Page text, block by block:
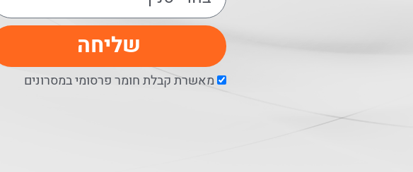
מאשרת קבלת חומר פרסומי במסרונים
שליחה